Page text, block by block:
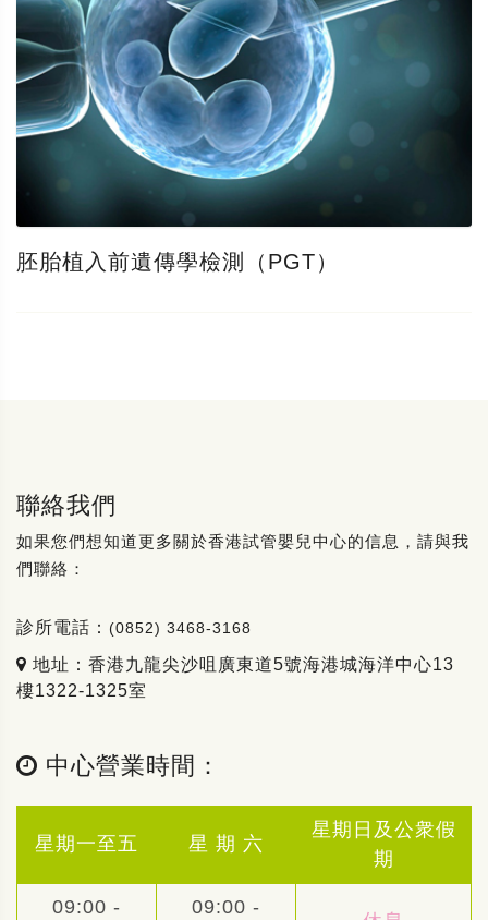
胚胎植入前遺傳學檢測（PGT）
聯絡我們
如果您們想知道更多關於香港試管嬰兒中心的信息，請與我
們聯絡：
診所電話： (0852) 3468-3168
地址：香港九龍尖沙咀廣東道5號海港城海洋中心13
樓1322-1325室
中心營業時間：
星期一至五 星 期 六
星期日及公衆假
期
09:00 - 09:00 -